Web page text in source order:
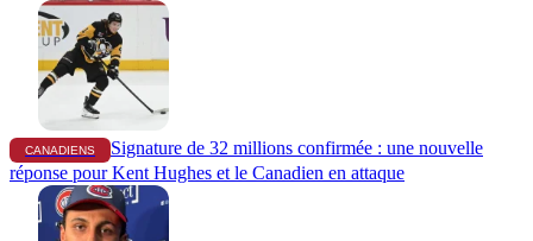
CANADIENS
Signature de 32 millions confirmée : une nouvelle
réponse pour Kent Hughes et le Canadien en attaque